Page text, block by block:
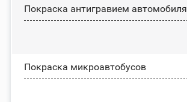
Покраска антигравием автомобиля
Покраска микроавтобусов